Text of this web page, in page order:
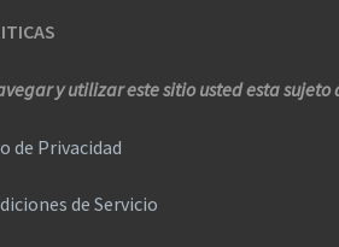
y utilizar este sitio usted esta
de Privacidad
de Servicio